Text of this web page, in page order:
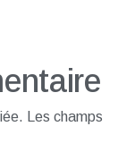
Les champs